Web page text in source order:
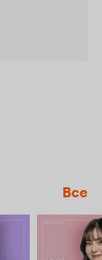
Все